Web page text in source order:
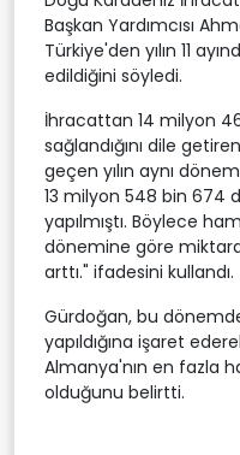
Başkan Yardımcısı
Türkiye'den yılın 11
edildiğini söyledi.
İhracattan 14 milyon
sağlandığını dile
geçen yılın aynı
13 milyon 548 bin 674
yapılmıştı. Böylece
dönemine göre
arttı." ifadesini kullandı.
Gürdoğan, bu
yapıldığına işaret
Almanya'nın en fazla
olduğunu belirtti.